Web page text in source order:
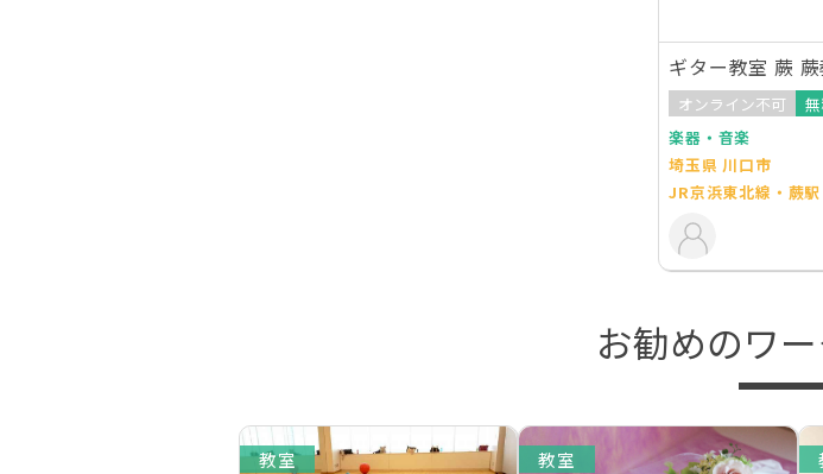
ギター教室 蕨
オンライン不可
楽器・音楽
埼玉県 川口市
JR京浜東北線・蕨駅
お勧めのワ
教室 教室